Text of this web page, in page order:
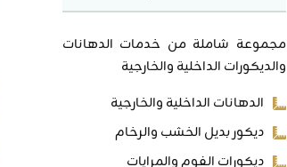
مجموعة شاملة من خدمات الدهانات
والديكورات الداخلية والخارجية
الدهانات الداخلية والخارجية
ديكور بديل الخشب والرخام
ديكورات الفوم والمرايات